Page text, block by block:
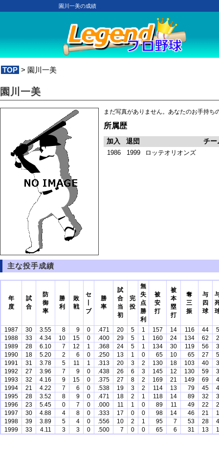
園川一美の成績
TOP > 園川一美
園川一美
まだ写真がありません。あなたのお手持ち
所属歴
加入 退団 チー
1986 1999 ロッテオリオンズ
主な投手成績
年
度
試
合
防
御
率
勝
利
敗
戦
セ
ブ
勝
率
試
合
当
初
完
投
無
失
点
勝
利
被
安
打
被
本
塁
打
奪
三
振
与
四
球
1987 30 3.55 8 9 0 .471 20 5 1 157 14 116 44
5
1988
33 4.34 10 15 0 .400 29 5 1 160 24 134 62
2
1989
28 6.10 7 12 1 .368 24 5 1 134 30 119 56
3
1990
18 5.20 2 6 0 .250 13 1 0 65 10 65 27
5
1991
31 3.78 5 11 1 .313 20 3 2 130 18 103 40
3
1992
27 3.96 7 9 0 .438 26 6 3 145 12 130 59
3
1993
32 4.16 9 15 0 .375 27 8 2 169 21 149 69
4
1994
21 4.22 7 6 0 .538 19 3 2 114 13 79 45
4
1995
28 3.52 8 9 0 .471 18 2 1 118 14 89 32
3
1996
23 5.45 0 7 0 .000 11 1 0 89 11 49 22
2
1997
30 4.88 4 8 0 .333 17 0 0 98 14 46 21
1
1998
39 3.89 5 4 0 .556 10 2 1 95 7 53 28
4
1999
33 4.11 3 3 0 .500 7 0 0 65 6 31 13 1